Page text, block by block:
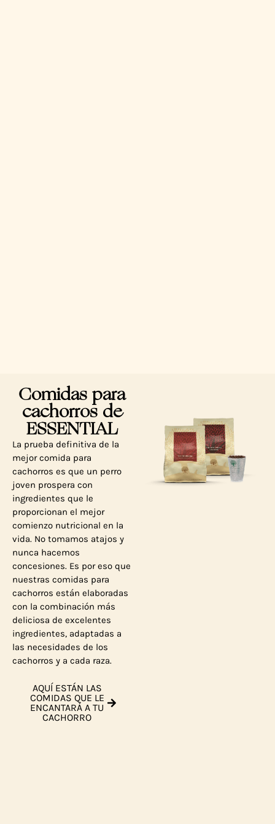
Comidas para
cachorros de
ESSENTIAL
La prueba definitiva de la
mejor comida para
cachorros es que un perro
joven prospera con
ingredientes que le
proporcionan el mejor
comienzo nutricional en la
vida. No tomamos atajos y
nunca hacemos
concesiones. Es por eso que
nuestras comidas para
cachorros están elaboradas
con la combinación más
deliciosa de excelentes
ingredientes, adaptadas a
las necesidades de los
cachorros y a cada raza.
AQUÍ ESTÁN LAS
COMIDAS QUE LE
ENCANTARÁ A TU
CACHORRO